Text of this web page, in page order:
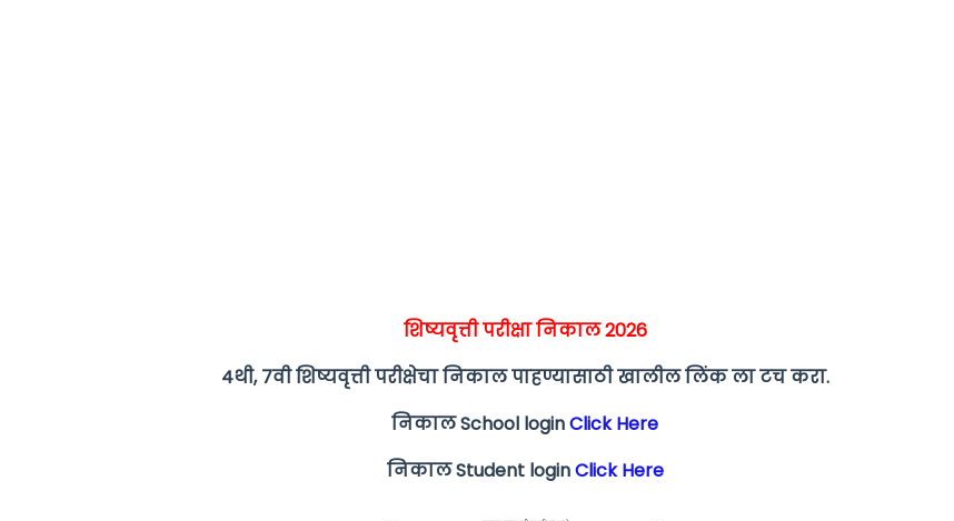
शिष्यवृत्ती परीक्षा निकाल 2026
4थी, 7वी शिष्यवृत्ती परीक्षेचा निकाल पाहण्यासाठी खालील लिंक ला टच करा.
निकाल School loginClick Here
निकाल Student loginClick Here